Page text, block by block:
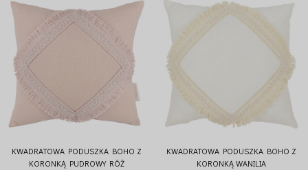
KWADRATOWA PODUSZKA BOHO Z
KORONKĄ PUDROWY RÓŻ
KWADRATOWA PODUSZKA BOHO Z
KORONKĄ WANILIA